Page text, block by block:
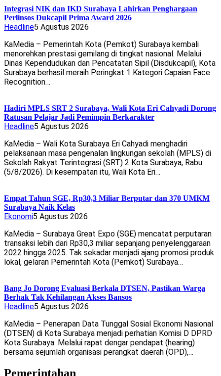
Integrasi NIK dan IKD Surabaya Lahirkan Penghargaan
Perlinsos Dukcapil Prima Award 2026
Headline5 Agustus 2026
KaMedia – Pemerintah Kota (Pemkot) Surabaya kembali
menorehkan prestasi gemilang di tingkat nasional. Melalui
Dinas Kependudukan dan Pencatatan Sipil (Disdukcapil), Kota
Surabaya berhasil meraih Peringkat 1 Kategori Capaian Face
Recognition…
Hadiri MPLS SRT 2 Surabaya, Wali Kota Eri Cahyadi Dorong
Ratusan Pelajar Jadi Pemimpin Berkarakter
Headline5 Agustus 2026
KaMedia – Wali Kota Surabaya Eri Cahyadi menghadiri
pelaksanaan masa pengenalan lingkungan sekolah (MPLS) di
Sekolah Rakyat Terintegrasi (SRT) 2 Kota Surabaya, Rabu
(5/8/2026). Di kesempatan itu, Wali Kota Eri…
Empat Tahun SGE, Rp30,3 Miliar Berputar dan 370 UMKM
Surabaya Naik Kelas
Ekonomi5 Agustus 2026
KaMedia – Surabaya Great Expo (SGE) mencatat perputaran
transaksi lebih dari Rp30,3 miliar sepanjang penyelenggaraan
2022 hingga 2025. Tak sekadar menjadi ajang promosi produk
lokal, gelaran Pemerintah Kota (Pemkot) Surabaya…
Bang Jo Dorong Evaluasi Berkala DTSEN, Pastikan Warga
Berhak Tak Kehilangan Akses Bansos
Headline5 Agustus 2026
KaMedia – Penerapan Data Tunggal Sosial Ekonomi Nasional
(DTSEN) di Kota Surabaya menjadi perhatian Komisi D DPRD
Kota Surabaya. Melalui rapat dengar pendapat (hearing)
bersama sejumlah organisasi perangkat daerah (OPD),…
Pemerintahan